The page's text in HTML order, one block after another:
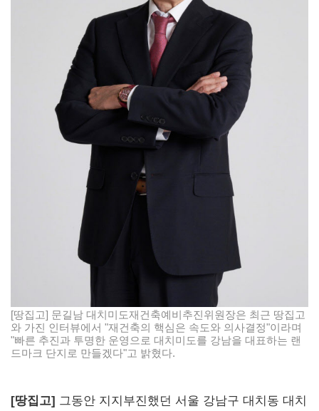
[땅집고] 문길남 대치미도재건축예비추진위원장은 최근 땅집고
와 가진 인터뷰에서 "재건축의 핵심은 속도와 의사결정"이라며
"빠른 추진과 투명한 운영으로 대치미도를 강남을 대표하는 랜
드마크 단지로 만들겠다"고 밝혔다.
[땅집고] 그동안 지지부진했던 서울 강남구 대치동 대치